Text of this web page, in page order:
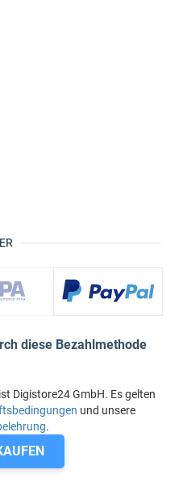
diese Bezahlmethode
Digistore24 GmbH. Es gelten
und unsere
.